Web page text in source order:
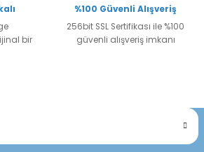
bir
%100 Güvenli Alışveriş
256bit SSL Sertifikası ile %100
güvenli alışveriş imkanı